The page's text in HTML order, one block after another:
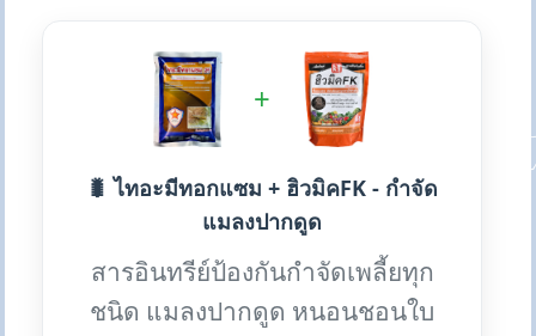
+
🐛 ไทอะมีทอกแซม + ฮิวมิคFK - กำจัด
แมลงปากดูด
สารอินทรีย์ป้องกันกำจัดเพลี้ยทุก
ชนิด แมลงปากดูด หนอนชอนใบ